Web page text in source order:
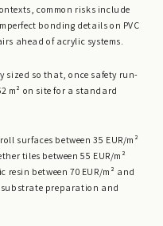
common risks include
bonding details on PVC
ahead of acrylic systems.
sized so that, once safety run-
m² on site for a standard
surfaces between 35 EUR/m²
tiles between 55 EUR/m²
resin between 70 EUR/m² and
substrate preparation and